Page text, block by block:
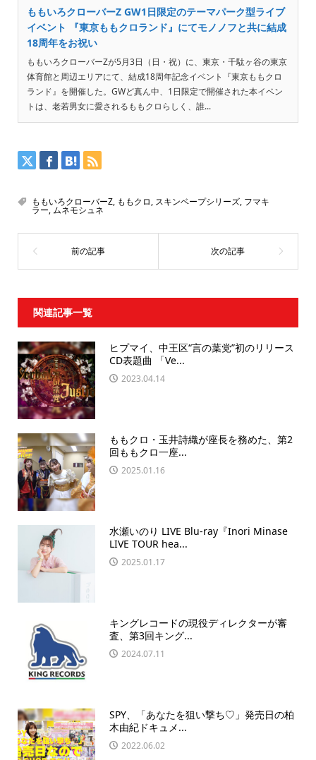
ももいろクローバーZ GW1日限定のテーマパーク型ライブ
イベント 『東京ももクロランド』にてモノノフと共に結成
18周年をお祝い
ももいろクローバーZが5月3日（日・祝）に、東京・千駄ヶ谷の東京
体育館と周辺エリアにて、結成18周年記念イベント『東京ももクロ
ランド』を開催した。GWど真ん中、1日限定で開催された本イベン
トは、老若男女に愛されるももクロらしく、誰...
ももいろクローバーZ, ももクロ, スキンベープシリーズ, フマキ
ラー,ムネモシュネ
関連記事一覧
ヒプマイ、中王区“言の葉党”初のリリース
CD表題曲 「Ve...
2023.04.14
ももクロ・玉井詩織が座長を務めた、第2
回ももクロ一座...
2025.01.16
水瀬いのり LIVE Blu-ray『Inori Minase
LIVE TOUR hea...
2025.01.17
キングレコードの現役ディレクターが審
査、第3回キング...
2024.07.11
SPY、「あなたを狙い撃ち♡」発売日の柏
木由紀ドキュメ...
2022.06.02